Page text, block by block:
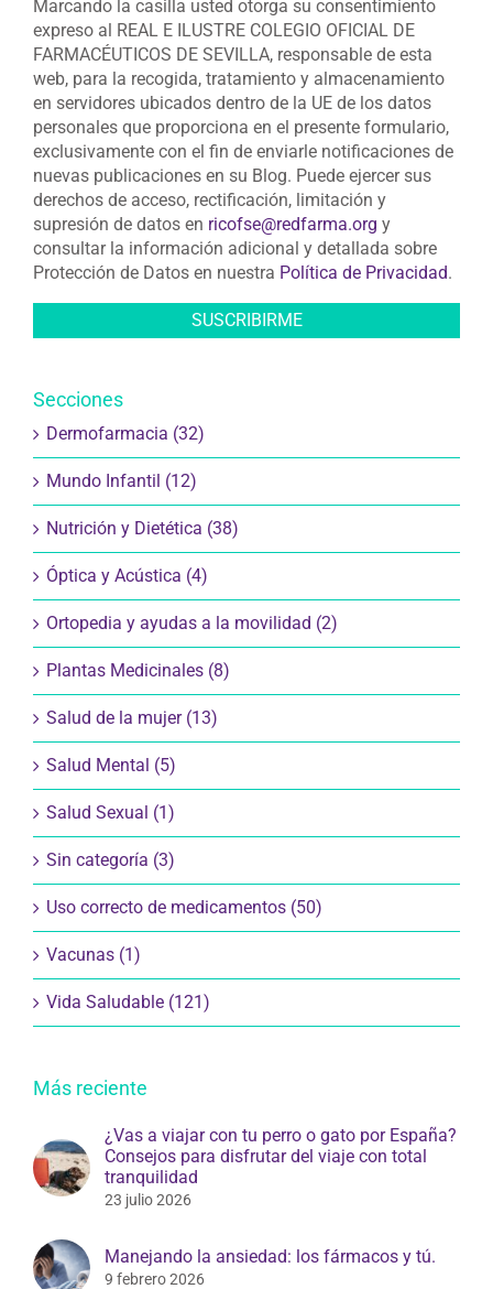
Marcando la casilla usted otorga su consentimiento
expreso al REAL E ILUSTRE COLEGIO OFICIAL DE
FARMACÉUTICOS DE SEVILLA, responsable de esta
web, para la recogida, tratamiento y almacenamiento
en servidores ubicados dentro de la UE de los datos
personales que proporciona en el presente formulario,
exclusivamente con el fin de enviarle notificaciones de
nuevas publicaciones en su Blog. Puede ejercer sus
derechos de acceso, rectificación, limitación y
supresión de datos en ricofse@redfarma.org y
consultar la información adicional y detallada sobre
Protección de Datos en nuestra Política de Privacidad.
Secciones
Dermofarmacia (32)
Mundo Infantil (12)
Nutrición y Dietética (38)
Óptica y Acústica (4)
Ortopedia y ayudas a la movilidad (2)
Plantas Medicinales (8)
Salud de la mujer (13)
Salud Mental (5)
Salud Sexual (1)
Sin categoría (3)
Uso correcto de medicamentos (50)
Vacunas (1)
Vida Saludable (121)
Más reciente
¿Vas a viajar con tu perro o gato por España?
Consejos para disfrutar del viaje con total
tranquilidad
23 julio 2026
Manejando la ansiedad: los fármacos y tú.
9 febrero 2026